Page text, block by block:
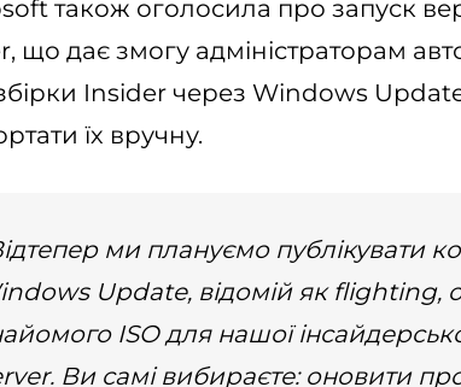
також оголосила про запуск
що дає змогу адміністраторам
Insider через Windows
їх вручну.
ми плануємо публікувати
Update, відомій як flighting,
ISO для нашої
Ви самі вибираєте: оновити